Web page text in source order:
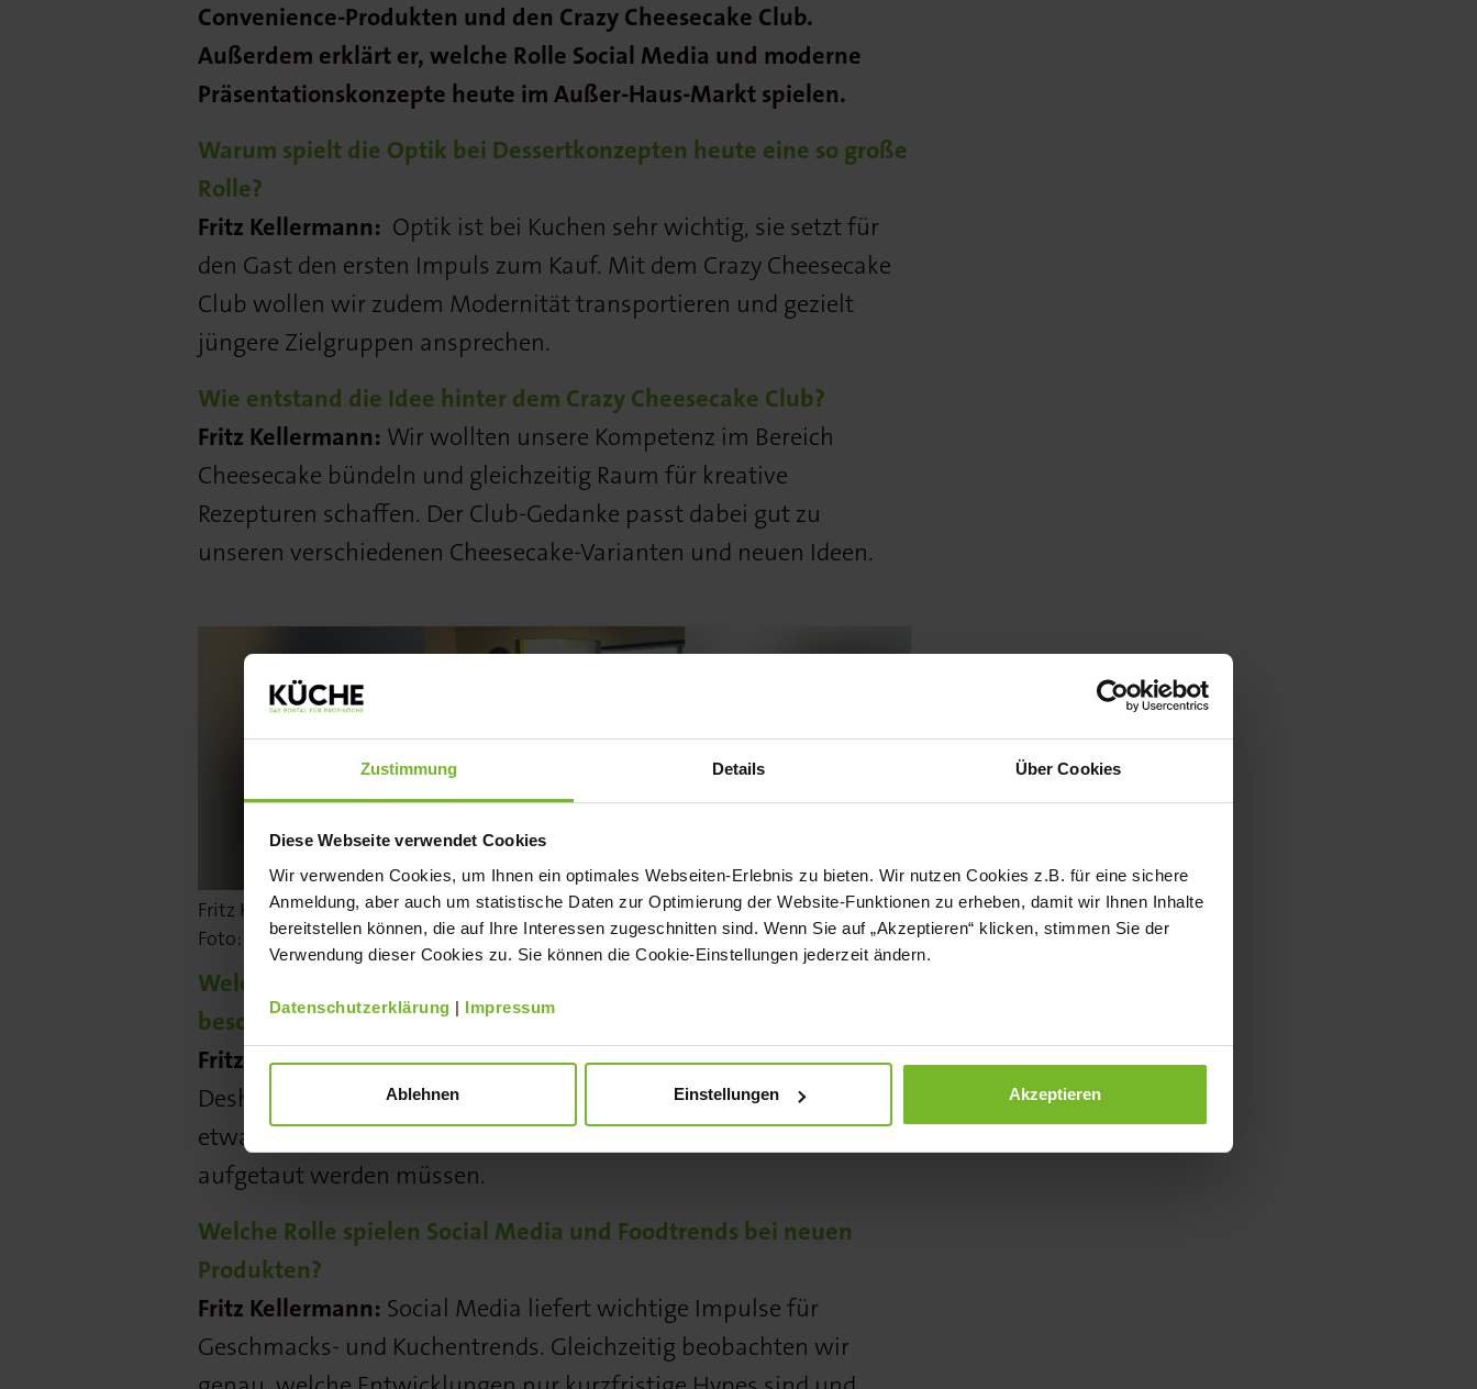
Zustimmung Details Über Cookies
Diese Webseite verwendet Cookies
Wir verwenden Cookies, um Ihnen ein optimales Webseiten-Erlebnis zu bieten. Wir nutzen Cookies z.B. für eine sichere
Anmeldung, aber auch um statistische Daten zur Optimierung der Website-Funktionen zu erheben, damit wir Ihnen Inhalte
bereitstellen können, die auf Ihre Interessen zugeschnitten sind. Wenn Sie auf „Akzeptieren“ klicken, stimmen Sie der
Verwendung dieser Cookies zu. Sie können die Cookie-Einstellungen jederzeit ändern.
Datenschutzerklärung | Impressum
Ablehnen Einstellungen Akzeptieren
Convenience-Produkten und den Crazy Cheesecake Club.
Außerdem erklärt er, welche Rolle Social Media und moderne
Präsentationskonzepte heute im Außer-Haus-Markt spielen.
Warum spielt die Optik bei Dessertkonzepten heute eine so große
Rolle?
Fritz Kellermann: Optik ist bei Kuchen sehr wichtig, sie setzt für
den Gast den ersten Impuls zum Kauf. Mit dem Crazy Cheesecake
Club wollen wir zudem Modernität transportieren und gezielt
jüngere Zielgruppen ansprechen.
Wie entstand die Idee hinter dem Crazy Cheesecake Club?
Fritz Kellermann: Wir wollten unsere Kompetenz im Bereich
Cheesecake bündeln und gleichzeitig Raum für kreative
Rezepturen schaffen. Der Club-Gedanke passt dabei gut zu
unseren verschiedenen Cheesecake-Varianten und neuen Ideen.
Fritz Kellermann, Chief Commercial Officer (CCO) der Erlenbacher Backwaren GmbH.
Foto: © KÜCHE
Welche Trends beeinflussen aktuell den Außer-Haus-Markt
besonders?
Fritz Kellermann:Ein zentrales Thema ist der Fachkräftemangel.
Deshalb gewinnen Convenience-Produkte stark an Bedeutung –
etwa fertig gebackene und vorgeschnittene Kuchen, die nur noch
aufgetaut werden müssen.
Welche Rolle spielen Social Media und Foodtrends bei neuen
Produkten?
Fritz Kellermann: Social Media liefert wichtige Impulse für
Geschmacks- und Kuchentrends. Gleichzeitig beobachten wir